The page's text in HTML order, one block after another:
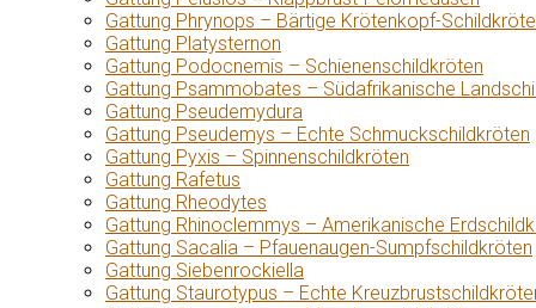
Gattung Phrynops – Bärtige Krötenkopf-
Gattung Platysternon
Gattung Podocnemis – Schienenschildkröten
Gattung Psammobates – Südafrikanische
Gattung Pseudemydura
Gattung Pseudemys – Echte Schmuckschildkröten
Gattung Pyxis – Spinnenschildkröten
Gattung Rafetus
Gattung Rheodytes
Gattung Rhinoclemmys – Amerikanische
Gattung Sacalia – Pfauenaugen-Sumpfschildkröten
Gattung Siebenrockiella
Gattung Staurotypus – Echte